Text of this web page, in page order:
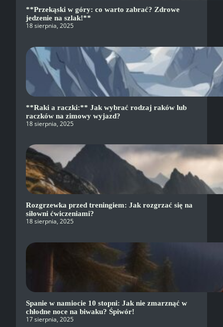
**Przekąski w góry: co warto zabrać? Zdrowe
jedzenie na szlak!**
18 sierpnia, 2025
**Raki a raczki:** Jak wybrać rodzaj raków lub
raczków na zimowy wyjazd?
18 sierpnia, 2025
Rozgrzewka przed treningiem: Jak rozgrzać się na
siłowni ćwiczeniami?
18 sierpnia, 2025
Spanie w namiocie 10 stopni: Jak nie zmarznąć w
chłodne noce na biwaku? Śpiwór!
17 sierpnia, 2025